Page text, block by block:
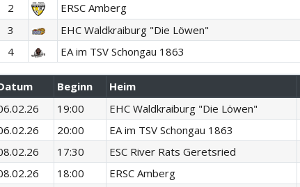
2
ERSC Amberg
3
EHC Waldkraiburg "Die Löwen"
4
EA im TSV Schongau 1863
Beginn Heim
19:00 EHC Waldkraiburg "Die Löwen"
20:00 EA im TSV Schongau 1863
17:30 ESC River Rats Geretsried
18:00 ERSC Amberg